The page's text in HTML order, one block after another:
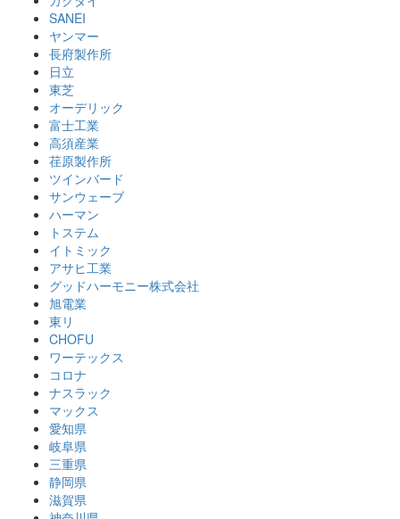
SANEI
ヤンマー
長府製作所
日立
東芝
オーデリック
富士工業
高須産業
荏原製作所
ツインバード
サンウェーブ
ハーマン
トステム
イトミック
アサヒ工業
グッドハーモニー株式会社
旭電業
東リ
CHOFU
ワーテックス
コロナ
ナスラック
マックス
愛知県
岐阜県
三重県
静岡県
滋賀県